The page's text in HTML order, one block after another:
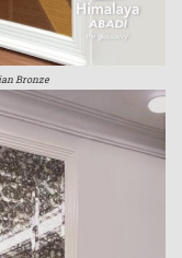
Bronze